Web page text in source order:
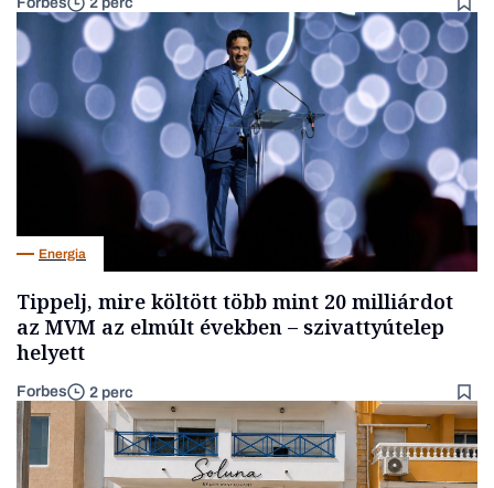
Energia
Tippelj, mire költött több mint 20 milliárdot
az MVM az elmúlt években – szivattyútelep
helyett
Forbes 2 perc